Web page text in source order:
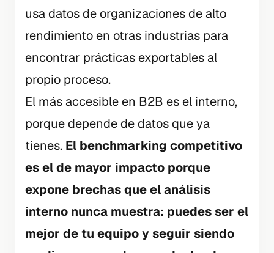
usa datos de organizaciones de alto
rendimiento en otras industrias para
encontrar prácticas exportables al
propio proceso.
El más accesible en B2B es el interno,
porque depende de datos que ya
tienes. El benchmarking competitivo
es el de mayor impacto porque
expone brechas que el análisis
interno nunca muestra: puedes ser el
mejor de tu equipo y seguir siendo